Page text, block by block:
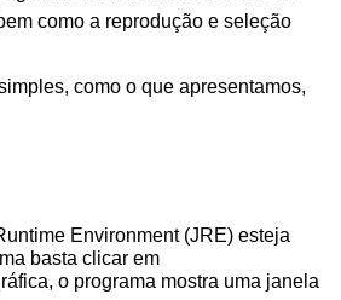
como a reprodução e seleção
como o que apresentamos,
Environment (JRE) esteja
basta clicar em
o programa mostra uma janela